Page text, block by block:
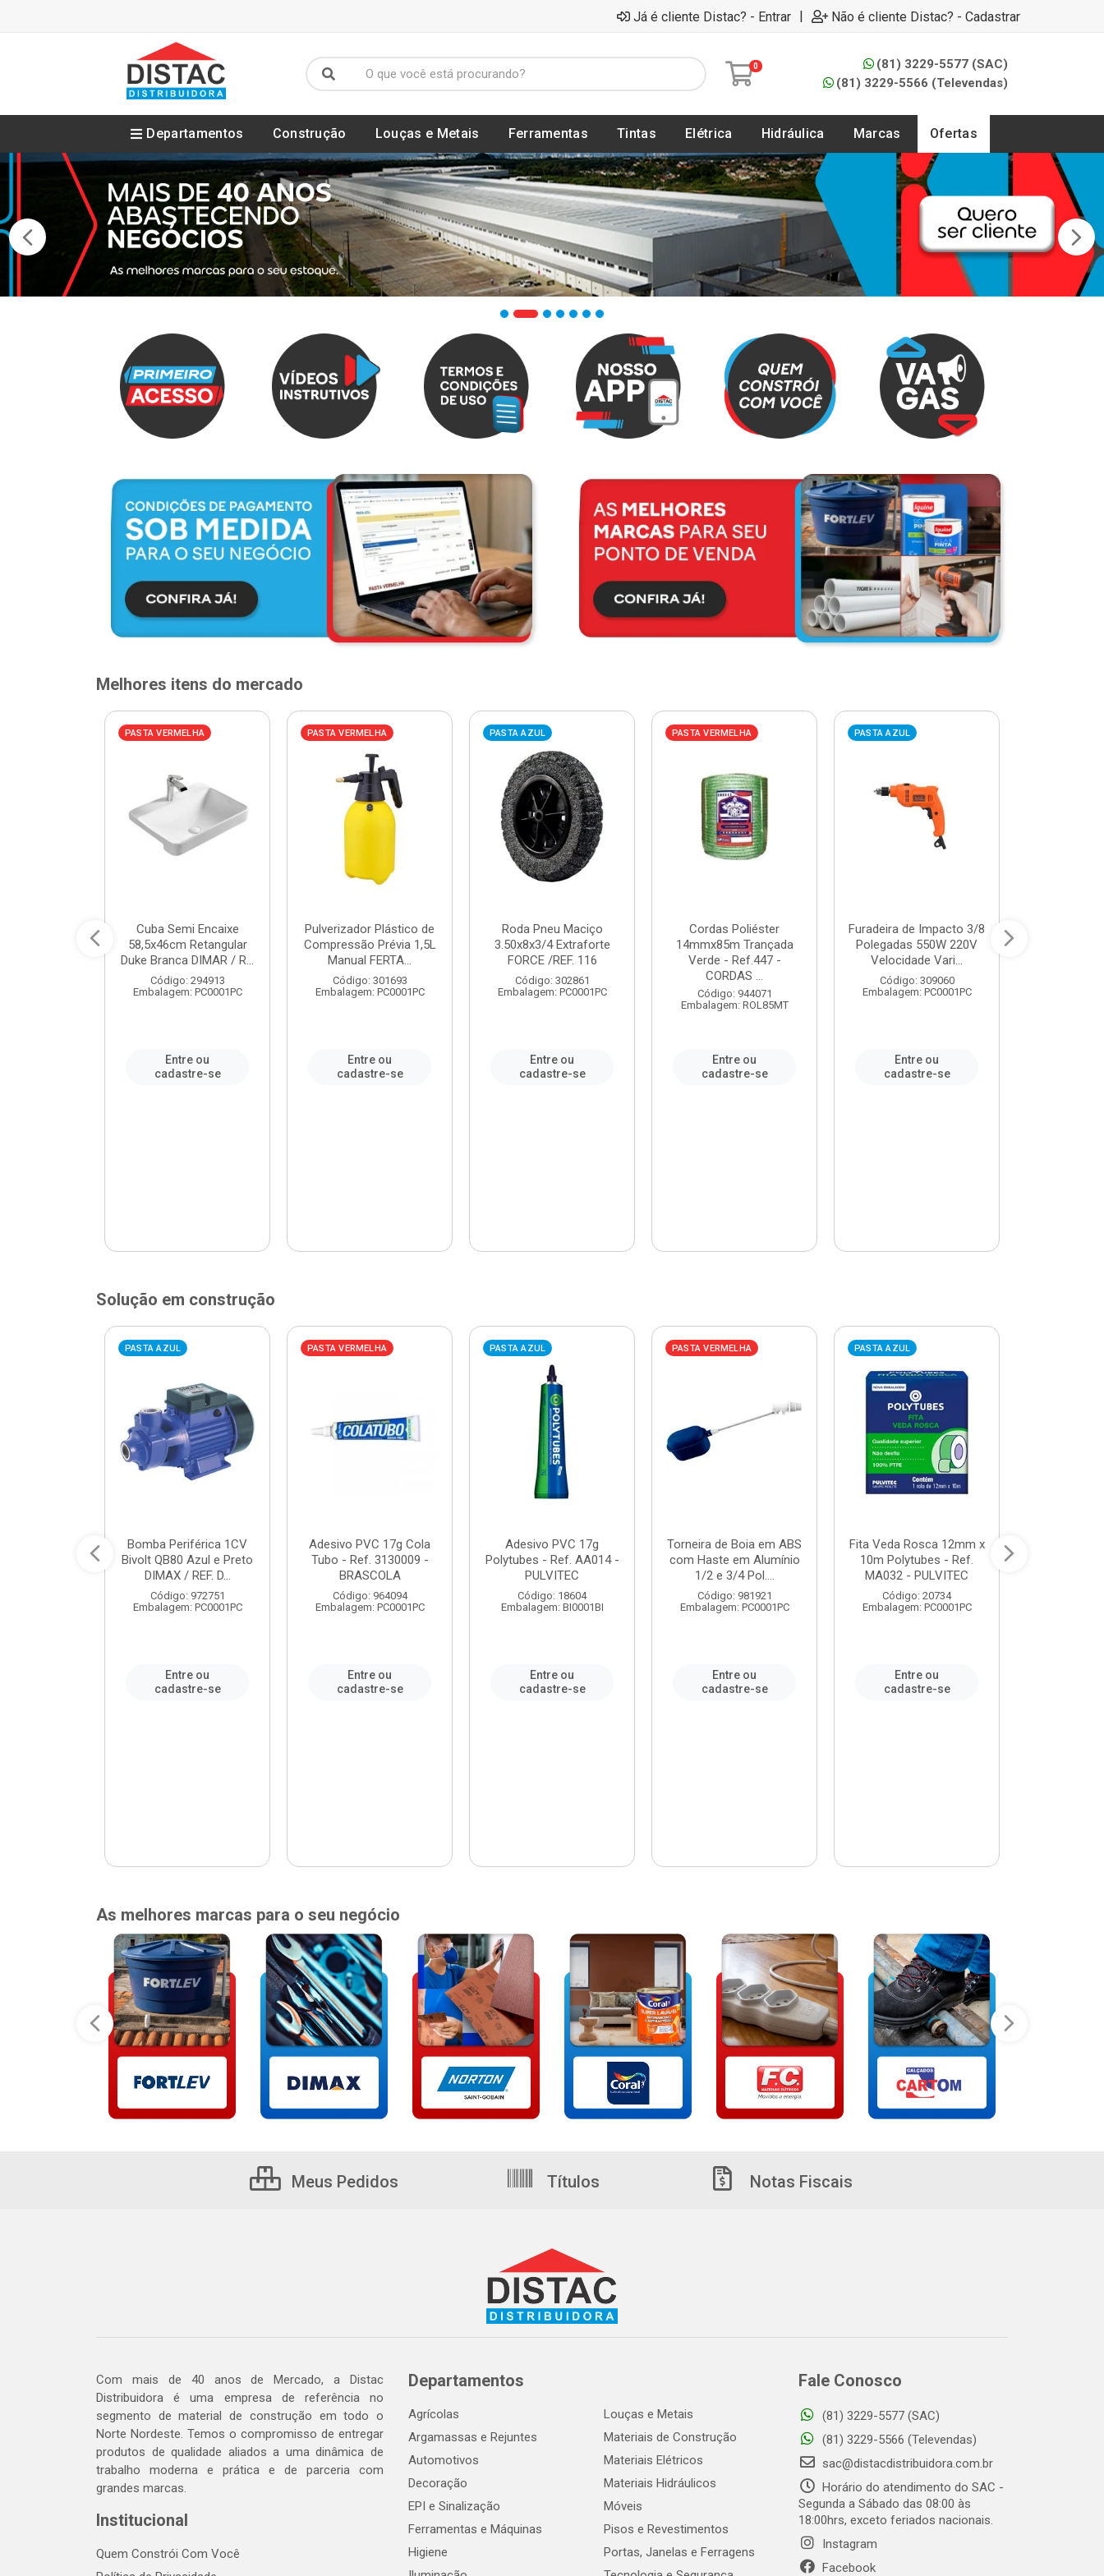
Já é cliente Distac? - Entrar | Não é cliente Distac? - Cadastrar
0
(81) 3229-5577 (SAC)
(81) 3229-5566 (Televendas)
Departamentos Construção Louças e Metais Ferramentas Tintas Elétrica Hidráulica Marcas Ofertas
Melhores itens do mercado
PASTA VERMELHA
Cuba Semi Encaixe
58,5x46cm Retangular
Duke Branca DIMAR / R...
Código: 294913
Embalagem: PC0001PC
Entre ou
cadastre-se
PASTA VERMELHA
Pulverizador Plástico de
Compressão Prévia 1,5L
Manual FERTA...
Código: 301693
Embalagem: PC0001PC
Entre ou
cadastre-se
PASTA AZUL
Roda Pneu Maciço
3.50x8x3/4 Extraforte
FORCE /REF. 116
Código: 302861
Embalagem: PC0001PC
Entre ou
cadastre-se
PASTA VERMELHA
Cordas Poliéster
14mmx85m Trançada
Verde - Ref.447 -
CORDAS ...
Código: 944071
Embalagem: ROL85MT
Entre ou
cadastre-se
PASTA AZUL
Furadeira de Impacto 3/8
Polegadas 550W 220V
Velocidade Vari...
Código: 309060
Embalagem: PC0001PC
Entre ou
cadastre-se
Solução em construção
PASTA AZUL
Bomba Periférica 1CV
Bivolt QB80 Azul e Preto
DIMAX / REF. D...
Código: 972751
Embalagem: PC0001PC
Entre ou
cadastre-se
PASTA VERMELHA
Adesivo PVC 17g Cola
Tubo - Ref. 3130009 -
BRASCOLA
Código: 964094
Embalagem: PC0001PC
Entre ou
cadastre-se
PASTA AZUL
Adesivo PVC 17g
Polytubes - Ref. AA014 -
PULVITEC
Código: 18604
Embalagem: BI0001BI
Entre ou
cadastre-se
PASTA VERMELHA
Torneira de Boia em ABS
com Haste em Alumínio
1/2 e 3/4 Pol....
Código: 981921
Embalagem: PC0001PC
Entre ou
cadastre-se
PASTA AZUL
Fita Veda Rosca 12mm x
10m Polytubes - Ref.
MA032 - PULVITEC
Código: 20734
Embalagem: PC0001PC
Entre ou
cadastre-se
As melhores marcas para o seu negócio
Meus Pedidos Títulos Notas Fiscais
Com mais de 40 anos de Mercado, a Distac
Distribuidora é uma empresa de referência no
segmento de material de construção em todo o
Norte Nordeste. Temos o compromisso de entregar
produtos de qualidade aliados a uma dinâmica de
trabalho moderna e prática e de parceria com
grandes marcas.
Institucional
Quem Constrói Com Você
Departamentos
Agrícolas
Argamassas e Rejuntes
Automotivos
Decoração
EPI e Sinalização
Ferramentas e Máquinas
Higiene
Louças e Metais
Materiais de Construção
Materiais Elétricos
Materiais Hidráulicos
Móveis
Pisos e Revestimentos
Portas, Janelas e Ferragens
Fale Conosco
(81) 3229-5577 (SAC)
(81) 3229-5566 (Televendas)
sac@distacdistribuidora.com.br
Horário do atendimento do SAC -
Segunda a Sábado das 08:00 às
18:00hrs, exceto feriados nacionais.
Instagram
Facebook